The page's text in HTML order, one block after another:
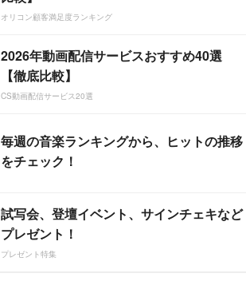
オリコン顧客満足度ランキング
2026年動画配信サービスおすすめ40選
【徹底比較】
CS動画配信サービス20選
毎週の音楽ランキングから、ヒットの推移
をチェック！
試写会、登壇イベント、サインチェキなど
プレゼント！
プレゼント特集